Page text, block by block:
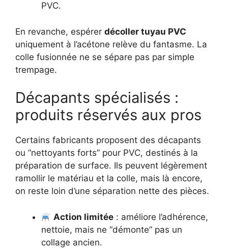
PVC.
En revanche, espérer décoller tuyau PVC
uniquement à l’acétone relève du fantasme. La
colle fusionnée ne se sépare pas par simple
trempage.
Décapants spécialisés :
produits réservés aux pros
Certains fabricants proposent des décapants
ou “nettoyants forts” pour PVC, destinés à la
préparation de surface. Ils peuvent légèrement
ramollir le matériau et la colle, mais là encore,
on reste loin d’une séparation nette des pièces.
Action limitée : améliore l’adhérence,
nettoie, mais ne “démonte” pas un
collage ancien.